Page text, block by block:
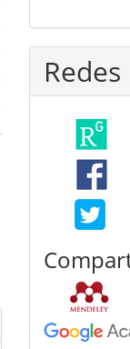
Redes